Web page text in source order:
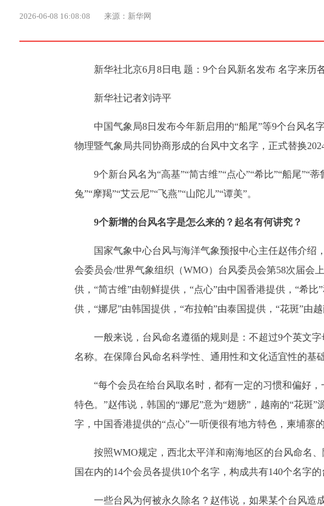
2026-06-08 16:08:08 来源：新华网
新华社北京6月8日电 题：9个台风新名发布 名字来历
新华社记者刘诗平
中国气象局8日发布今年新启用的“船尾”等9个台风
物理暨气象局共同协商形成的台风中文名字，正式替换
9个新台风名为“高基”“简古维”“点心”“希比”“船尾”“
兔”“摩羯”“艾云尼”“飞燕”“山陀儿”“谭美”。
9个新增的台风名字是怎么来的？起名有何讲究？
国家气象中心台风与海洋气象预报中心主任赵伟介绍
会委员会/世界气象组织（WMO）台风委员会第58次届会
供，“简古维”由朝鲜提供，“点心”由中国香港提供，“希
供，“娜尼”由韩国提供，“布拉帕”由泰国提供，“花斑”由越
一般来说，台风命名遵循的规则是：不超过9个英文
名称。在保障台风命名科学性、通用性和文化适宜性的基
“每个会员在给台风取名时，都有一定的习惯和偏好
特色。”赵伟说，韩国的“娜尼”意为“翅膀”，越南的“花斑
字，中国香港提供的“点心”一听便很有地方特色，柬埔寨
按照WMO规定，西北太平洋和南海地区的台风命名
国在内的14个会员各提供10个名字，构成共有140个名字
一些台风为何被永久除名？赵伟说，如果某个台风造